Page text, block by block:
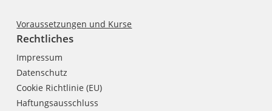
Voraussetzungen und Kurse
Rechtliches
Impressum
Datenschutz
Cookie Richtlinie (EU)
Haftungsausschluss